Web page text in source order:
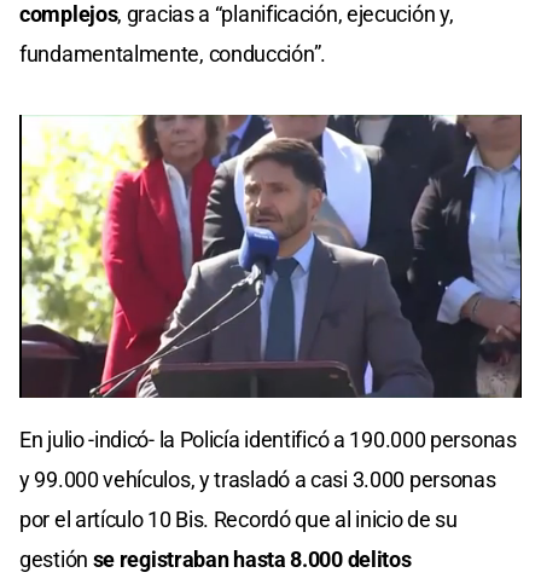
complejos, gracias a “planificación, ejecución y,
fundamentalmente, conducción”.
of
seconds
En julio -indicó- la Policía identificó a 190.000 personas
y 99.000 vehículos, y trasladó a casi 3.000 personas
por el artículo 10 Bis. Recordó que al inicio de su
gestión se registraban hasta 8.000 delitos